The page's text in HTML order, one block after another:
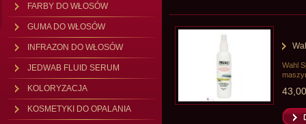
FARBY DO WŁOSÓW
GUMA DO WŁOSÓW
INFRAZON DO WŁOSÓW
JEDWAB FLUID SERUM
KOLORYZACJA
KOSMETYKI DO OPALANIA
Wahl